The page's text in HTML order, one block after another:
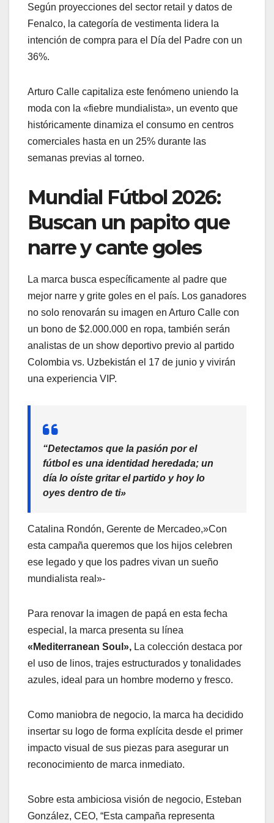
Según proyecciones del sector retail y datos de
Fenalco, la categoría de vestimenta lidera la
intención de compra para el Día del Padre con un
36%.
Arturo Calle capitaliza este fenómeno uniendo la
moda con la «fiebre mundialista», un evento que
históricamente dinamiza el consumo en centros
comerciales hasta en un 25% durante las
semanas previas al torneo.
Mundial Fútbol 2026:
Buscan un papito que
narre y cante goles
La marca busca específicamente al padre que
mejor narre y grite goles en el país. Los ganadores
no solo renovarán su imagen en Arturo Calle con
un bono de $2.000.000 en ropa, también serán
analistas de un show deportivo previo al partido
Colombia vs. Uzbekistán el 17 de junio y vivirán
una experiencia VIP.
“Detectamos que la pasión por el
fútbol es una identidad heredada; un
día lo oíste gritar el partido y hoy lo
oyes dentro de ti»
Catalina Rondón, Gerente de Mercadeo,»Con
esta campaña queremos que los hijos celebren
ese legado y que los padres vivan un sueño
mundialista real»-
Para renovar la imagen de papá en esta fecha
especial, la marca presenta su línea
«Mediterranean Soul», La colección destaca por
el uso de linos, trajes estructurados y tonalidades
azules, ideal para un hombre moderno y fresco.
Como maniobra de negocio, la marca ha decidido
insertar su logo de forma explícita desde el primer
impacto visual de sus piezas para asegurar un
reconocimiento de marca inmediato.
Sobre esta ambiciosa visión de negocio, Esteban
González, CEO, “Esta campaña representa